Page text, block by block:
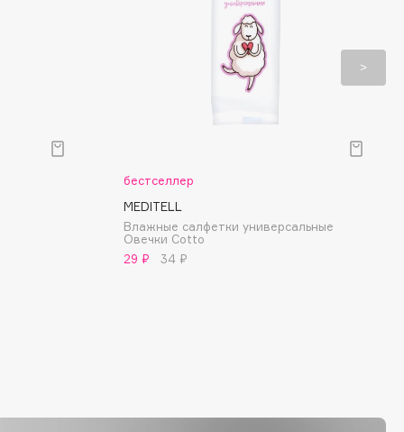
бестселлер
MEDITELL
Влажные салфетки универсальные
Овечки Cotto
29 ₽
34 ₽